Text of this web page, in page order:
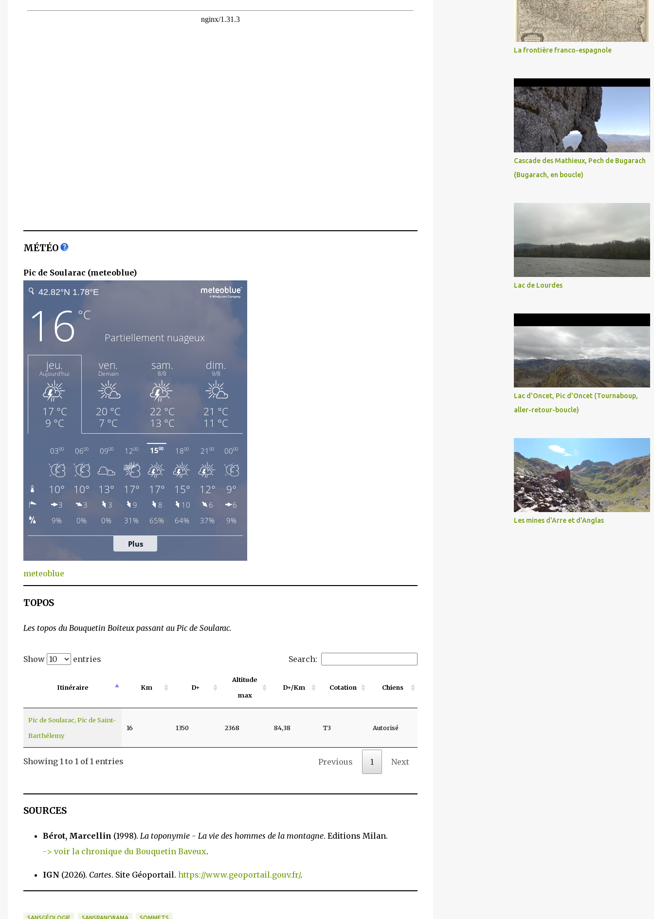
MÉTÉO
Pic de Soularac (meteoblue)
meteoblue
TOPOS
Les topos du Bouquetin Boiteux passant au Pic de Soularac.
Show entries Search:
Itinéraire Km D+
Altitude
max
D+/Km Cotation Chiens
Pic de Soularac, Pic de Saint-
Barthélemy
16 1350 2368 84,38 T3 Autorisé
Showing 1 to 1 of 1 entries Previous 1 Next
SOURCES
Bérot, Marcellin (1998). La toponymie - La vie des hommes de la montagne. Editions Milan.
-> voir la chronique du Bouquetin Baveux.
IGN (2026). Cartes. Site Géoportail. https://www.geoportail.gouv.fr/.
La frontière franco-espagnole
Cascade des Mathieux, Pech de Bugarach
(Bugarach, en boucle)
Lac de Lourdes
Lac d'Oncet, Pic d'Oncet (Tournaboup,
aller-retour-boucle)
Les mines d'Arre et d'Anglas